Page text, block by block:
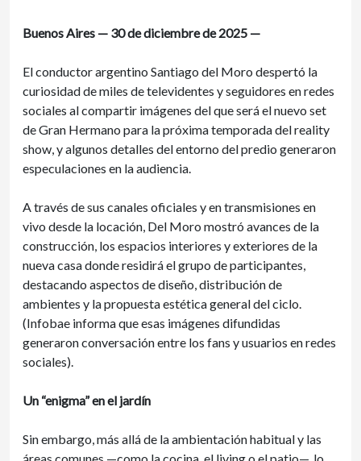
Buenos Aires — 30 de diciembre de 2025 —
El conductor argentino Santiago del Moro despertó la
curiosidad de miles de televidentes y seguidores en redes
sociales al compartir imágenes del que será el nuevo set
de Gran Hermano para la próxima temporada del reality
show, y algunos detalles del entorno del predio generaron
especulaciones en la audiencia.
A través de sus canales oficiales y en transmisiones en
vivo desde la locación, Del Moro mostró avances de la
construcción, los espacios interiores y exteriores de la
nueva casa donde residirá el grupo de participantes,
destacando aspectos de diseño, distribución de
ambientes y la propuesta estética general del ciclo.
(Infobae informa que esas imágenes difundidas
generaron conversación entre los fans y usuarios en redes
sociales).
Un “enigma” en el jardín
Sin embargo, más allá de la ambientación habitual y las